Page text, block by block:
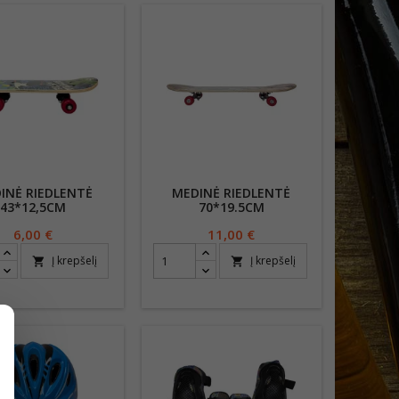
RIEDLENTĖ
43*12,5CM
Kaina
6,00 €
shopping_cart Į krepšelį
MEDINĖ RIEDLENTĖ
70*19.5CM
Kaina
11,00 €
shopping_cart Į krepšelį